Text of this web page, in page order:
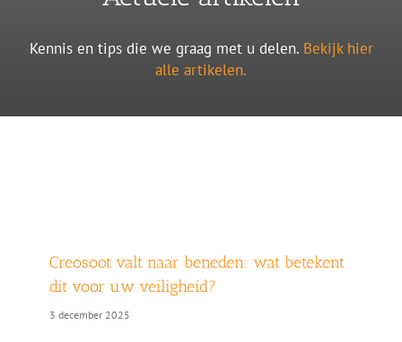
Kennis en tips die we graag met u delen. Bekijk hier
alle artikelen.
Creosoot valt naar beneden: wat betekent
dit voor uw veiligheid?
3 december 2025